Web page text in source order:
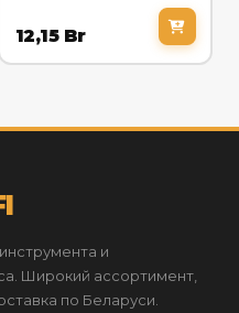
12,15 Br
и
Широкий ассортимент,
по Беларуси.